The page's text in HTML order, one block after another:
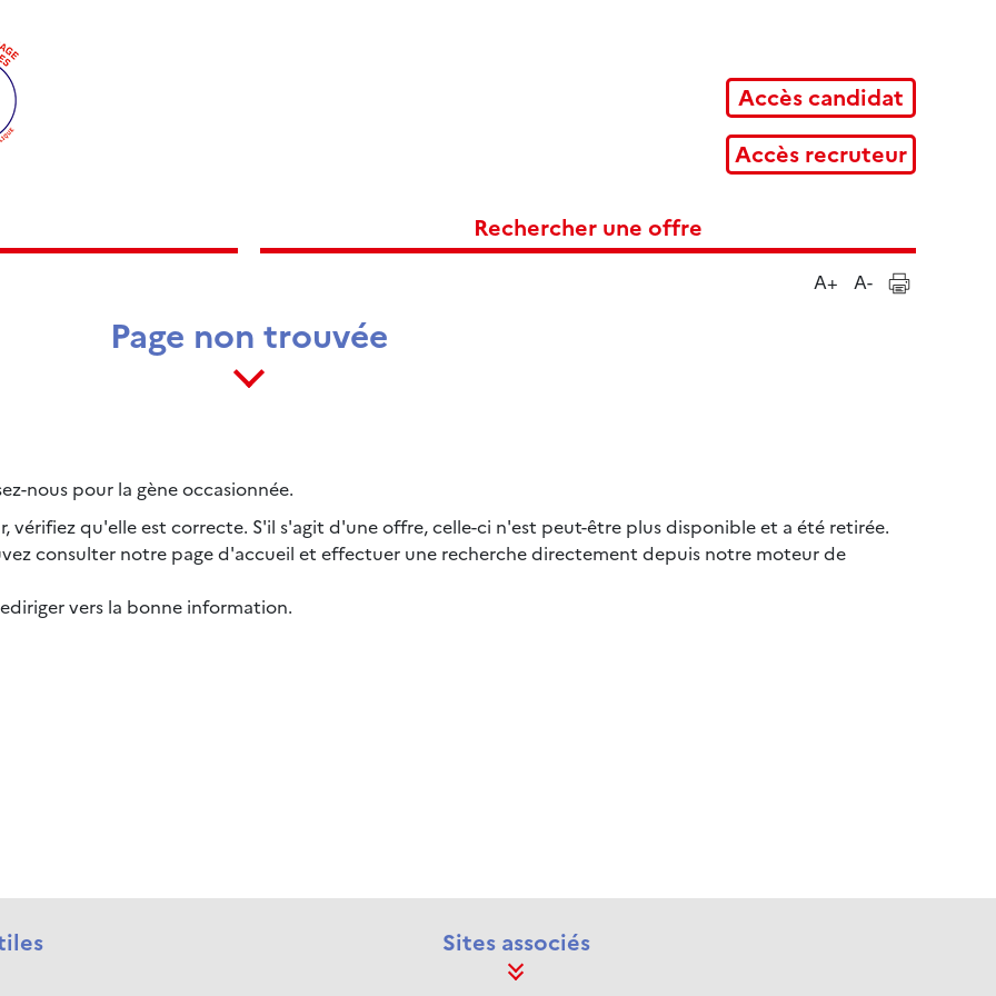
Accès candidat
Accès recruteur
Rechercher une offre
A+ A-
Page non trouvée
nous pour la gène occasionnée.
vérifiez qu'elle est correcte. S'il s'agit d'une offre, celle-ci n'est peut-être plus disponible et a été retirée.
consulter notre page d'accueil et effectuer une recherche directement depuis notre moteur de
vers la bonne information.
Sites associés